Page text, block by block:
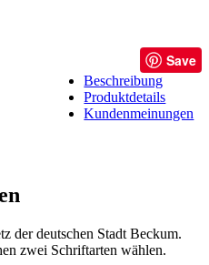
Save
Beschreibung
Produktdetails
Kundenmeinungen
der deutschen Stadt Beckum.
zwei Schriftarten wählen.